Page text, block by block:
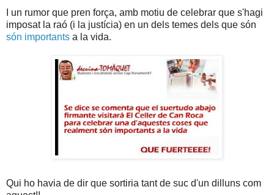
I un rumor que pren força, amb motiu de celebrar que s'hagi
imposat la raó (i la justícia) en un dels temes dels que són
són importants a la vida.
Qui ho havia de dir que sortiria tant de suc d'un dilluns com